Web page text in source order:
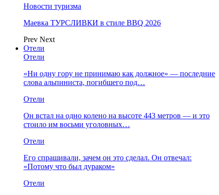
Новости туризма
Маевка ТУРСЛИВКИ в стиле BBQ 2026
Prev Next
Отели
Отели
«Ни одну гору не принимаю как должное» — последние
слова альпиниста, погибшего под…
Отели
Он встал на одно колено на высоте 443 метров — и это
стоило им восьми уголовных…
Отели
Его спрашивали, зачем он это сделал. Он отвечал:
«Потому что был дураком»
Отели